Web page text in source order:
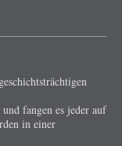
fangen es jeder auf
in einer